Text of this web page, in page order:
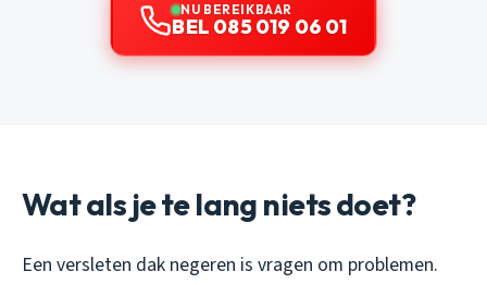
NU BEREIKBAAR
BEL 085 019 06 01
Wat als je te lang niets doet?
Een versleten dak negeren is vragen om problemen.